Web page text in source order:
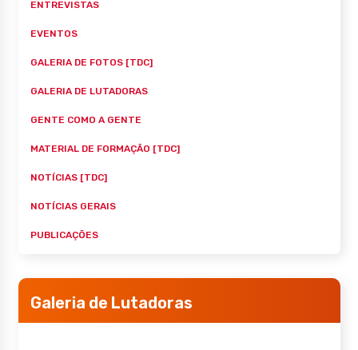
ENTREVISTAS
EVENTOS
GALERIA DE FOTOS [TDC]
GALERIA DE LUTADORAS
GENTE COMO A GENTE
MATERIAL DE FORMAÇÃO [TDC]
NOTÍCIAS [TDC]
NOTÍCIAS GERAIS
PUBLICAÇÕES
Galeria de Lutadoras